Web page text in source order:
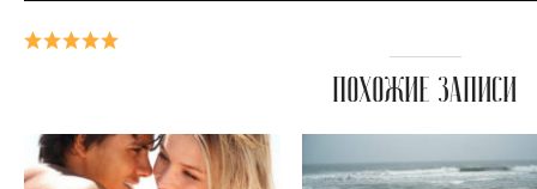
ПОХОЖИЕ ЗАПИСИ